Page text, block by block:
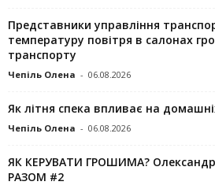
Представники управління
температуру повітря в салонах
транспорту
Чепіль Олена - 06.08.2026
Як літня спека впливає на
Чепіль Олена - 06.08.2026
ЯК КЕРУВАТИ ГРОШИМА?
РАЗОМ #2